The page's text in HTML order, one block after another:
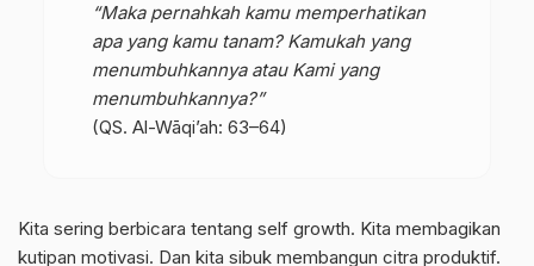
“Maka pernahkah kamu memperhatikan
apa yang kamu tanam? Kamukah yang
menumbuhkannya atau Kami yang
menumbuhkannya?”
(QS. Al-Wāqi’ah: 63–64)
Kita sering berbicara tentang self growth. Kita membagikan
kutipan motivasi. Dan kita sibuk membangun citra produktif.